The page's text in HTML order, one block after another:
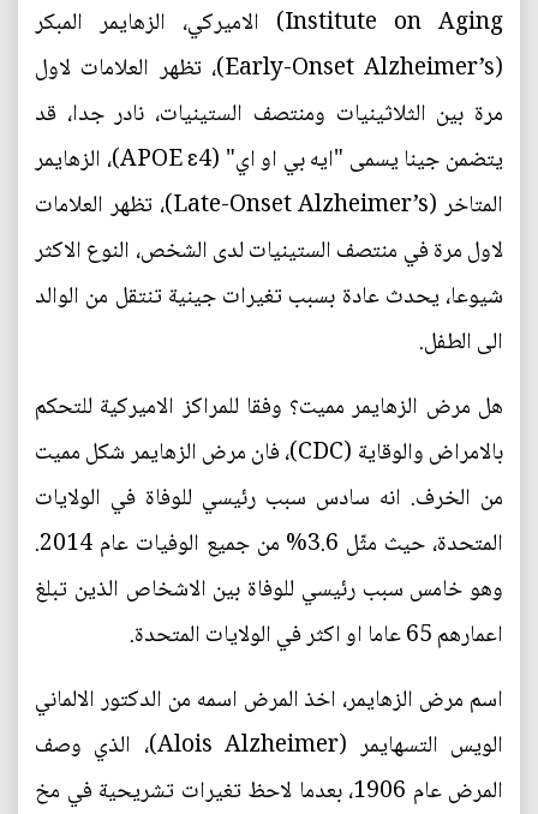
Institute on Aging) الاميركي، الزهايمر المبكر
(Early-Onset Alzheimer’s)، تظهر العلامات لاول
مرة بين الثلاثينيات ومنتصف الستينيات، نادر جدا، قد
يتضمن جينا يسمى "ايه بي او اي" (APOE ɛ4)، الزهايمر
المتاخر (Late-Onset Alzheimer’s)، تظهر العلامات
لاول مرة في منتصف الستينيات لدى الشخص، النوع الاكثر
شيوعا، يحدث عادة بسبب تغيرات جينية تنتقل من الوالد
الى الطفل.
هل مرض الزهايمر مميت؟ وفقا للمراكز الاميركية للتحكم
بالامراض والوقاية (CDC)، فان مرض الزهايمر شكل مميت
من الخرف. انه سادس سبب رئيسي للوفاة في الولايات
المتحدة، حيث مثّل 3.6% من جميع الوفيات عام 2014.
وهو خامس سبب رئيسي للوفاة بين الاشخاص الذين تبلغ
اعمارهم 65 عاما او اكثر في الولايات المتحدة.
اسم مرض الزهايمر، اخذ المرض اسمه من الدكتور الالماني
الويس التسهايمر (Alois Alzheimer)، الذي وصف
المرض عام 1906، بعدما لاحظ تغيرات تشريحية في مخ